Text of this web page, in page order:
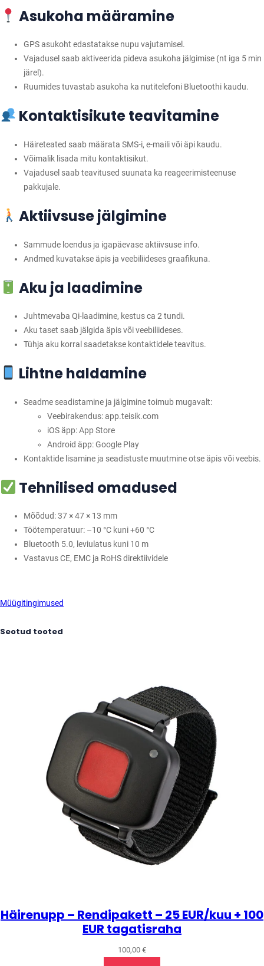
Asukoha määramine
GPS asukoht edastatakse nupu vajutamisel.
Vajadusel saab aktiveerida pideva asukoha jälgimise (nt iga 5 min
järel).
Ruumides tuvastab asukoha ka nutitelefoni Bluetoothi kaudu.
Kontaktisikute teavitamine
Häireteated saab määrata SMS-i, e-maili või äpi kaudu.
Võimalik lisada mitu kontaktisikut.
Vajadusel saab teavitused suunata ka reageerimisteenuse
pakkujale.
Aktiivsuse jälgimine
Sammude loendus ja igapäevase aktiivsuse info.
Andmed kuvatakse äpis ja veebiliideses graafikuna.
Aku ja laadimine
Juhtmevaba Qi-laadimine, kestus ca 2 tundi.
Aku taset saab jälgida äpis või veebiliideses.
Tühja aku korral saadetakse kontaktidele teavitus.
Lihtne haldamine
Seadme seadistamine ja jälgimine toimub mugavalt:
Veebirakendus:app.teisik.com
iOS äpp: App Store
Android äpp: Google Play
Kontaktide lisamine ja seadistuste muutmine otse äpis või veebis.
Tehnilised omadused
Mõõdud: 37 × 47 × 13 mm
Töötemperatuur: –10 °C kuni +60 °C
Bluetooth 5.0, leviulatus kuni 10 m
Vastavus CE, EMC ja RoHS direktiividele
Müügitingimused
Seotud tooted
Häirenupp – Rendipakett – 25 EUR/kuu + 100
EUR tagatisraha
100,00 €